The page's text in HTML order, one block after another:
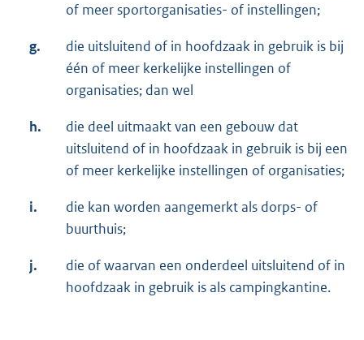
of meer sportorganisaties- of instellingen;
g.
die uitsluitend of in hoofdzaak in gebruik is bij
één of meer kerkelijke instellingen of
organisaties; dan wel
h.
die deel uitmaakt van een gebouw dat
uitsluitend of in hoofdzaak in gebruik is bij een
of meer kerkelijke instellingen of organisaties;
i.
die kan worden aangemerkt als dorps- of
buurthuis;
j.
die of waarvan een onderdeel uitsluitend of in
hoofdzaak in gebruik is als campingkantine.